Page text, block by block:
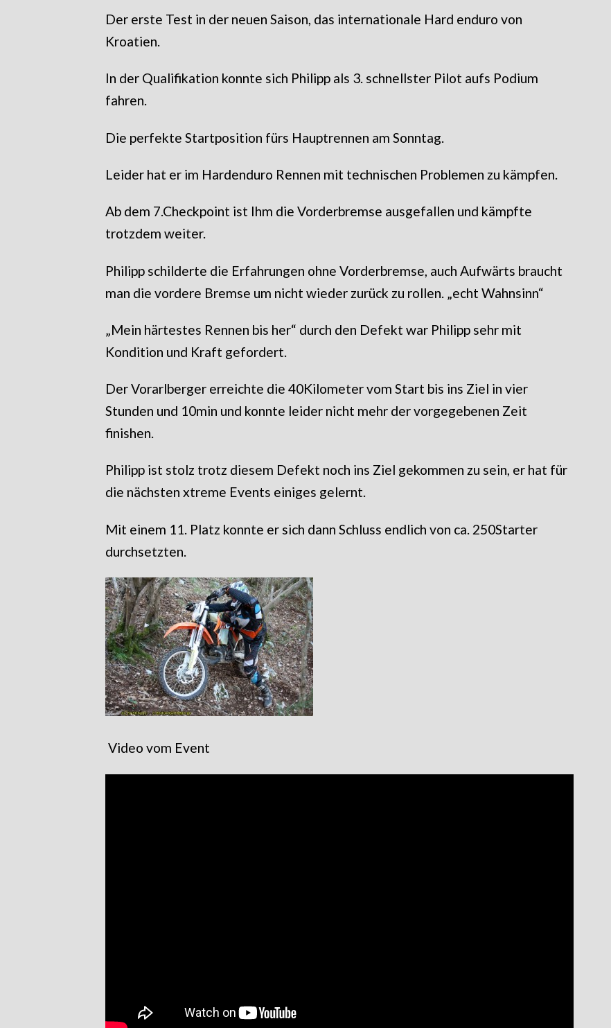
Der erste Test in der neuen Saison, das internationale Hard enduro von
Kroatien.
In der Qualifikation konnte sich Philipp als 3. schnellster Pilot aufs Podium
fahren.
Die perfekte Startposition fürs Hauptrennen am Sonntag.
Leider hat er im Hardenduro Rennen mit technischen Problemen zu kämpfen.
Ab dem 7.Checkpoint ist Ihm die Vorderbremse ausgefallen und kämpfte
trotzdem weiter.
Philipp schilderte die Erfahrungen ohne Vorderbremse, auch Aufwärts braucht
man die vordere Bremse um nicht wieder zurück zu rollen. „echt Wahnsinn“
„Mein härtestes Rennen bis her“ durch den Defekt war Philipp sehr mit
Kondition und Kraft gefordert.
Der Vorarlberger erreichte die 40Kilometer vom Start bis ins Ziel in vier
Stunden und 10min und konnte leider nicht mehr der vorgegebenen Zeit
finishen.
Philipp ist stolz trotz diesem Defekt noch ins Ziel gekommen zu sein, er hat für
die nächsten xtreme Events einiges gelernt.
Mit einem 11. Platz konnte er sich dann Schluss endlich von ca. 250Starter
durchsetzten.
Video vom Event